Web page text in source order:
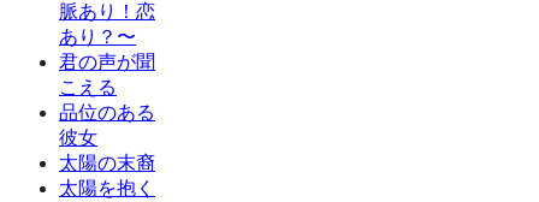
脈あり！恋
あり？〜
君の声が聞
こえる
品位のある
彼女
太陽の末裔
太陽を抱く